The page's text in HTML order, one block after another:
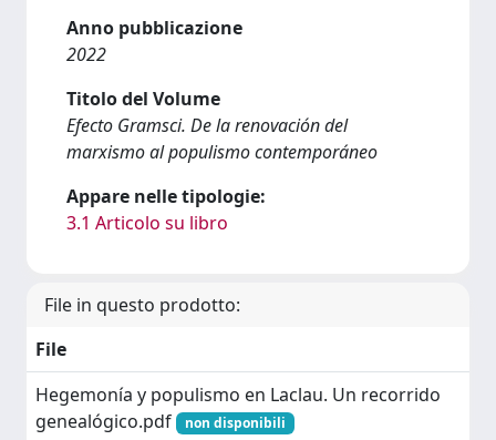
Anno pubblicazione
2022
Titolo del Volume
Efecto Gramsci. De la renovación del
marxismo al populismo contemporáneo
Appare nelle tipologie:
3.1 Articolo su libro
File in questo prodotto:
File
Hegemonía y populismo en Laclau. Un recorrido
genealógico.pdf
non disponibili